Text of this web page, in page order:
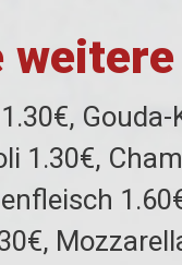
1.30€,